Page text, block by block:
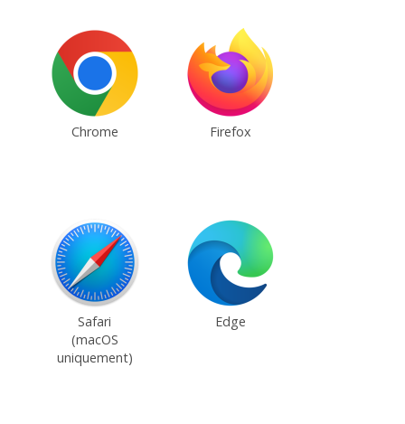
Chrome Firefox
Safari
(macOS
uniquement)
Edge